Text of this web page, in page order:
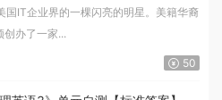
国IT企业界的一棵闪亮的明星。美籍华裔
创办了一家...
50